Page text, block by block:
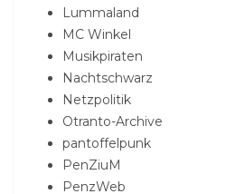
Lummaland
MC Winkel
Musikpiraten
Nachtschwarz
Netzpolitik
Otranto-Archive
pantoffelpunk
PenZiuM
PenzWeb